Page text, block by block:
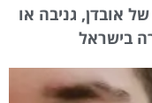
אובדן, גניבה או
בישראל